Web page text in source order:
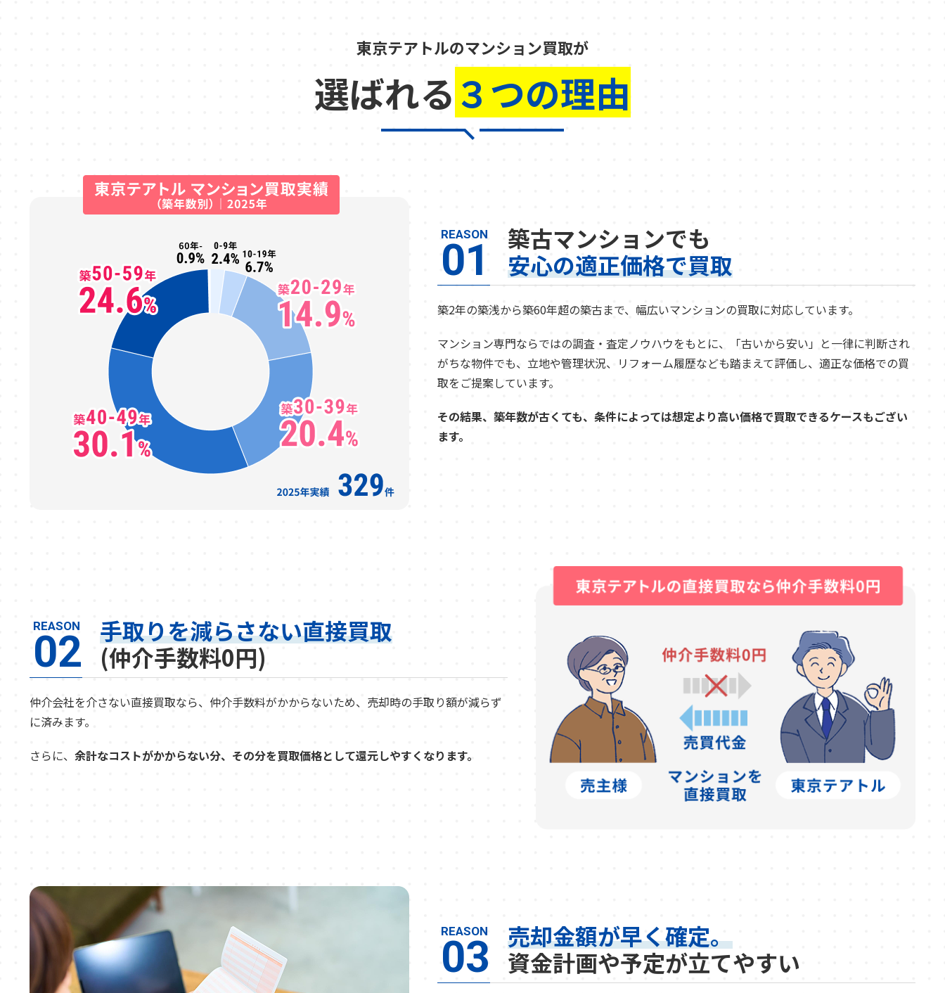
東京テアトルのマンション買取が
選ばれる３つの理由
REASON
01
築古マンションでも
安心の適正価格で買取
築2年の築浅から築60年超の築古まで、幅広いマンションの買取に対応しています。
マンション専門ならではの調査・査定ノウハウをもとに、「古いから安い」と一律に判断され
がちな物件でも、立地や管理状況、リフォーム履歴なども踏まえて評価し、適正な価格での買
取をご提案しています。
その結果、築年数が古くても、条件によっては想定より高い価格で買取できるケースもござい
ます。
REASON
02 手取りを減らさない直接買取
(仲介手数料0円)
仲介会社を介さない直接買取なら、仲介手数料がかからないため、売却時の手取り額が減らず
に済みます。
さらに、 余計なコストがかからない分、その分を買取価格として還元しやすくなります。
REASON
03
売却金額が早く確定。
資金計画や予定が立てやすい